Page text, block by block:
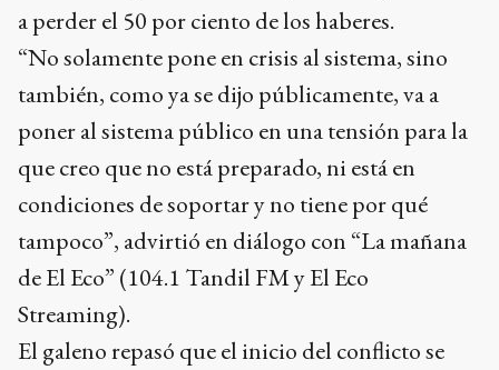
a perder el 50 por ciento de los haberes.
“No solamente pone en crisis al sistema, sino
también, como ya se dijo públicamente, va a
poner al sistema público en una tensión para la
que creo que no está preparado, ni está en
condiciones de soportar y no tiene por qué
tampoco”, advirtió en diálogo con “La mañana
de El Eco” (104.1 Tandil FM y El Eco
Streaming).
El galeno repasó que el inicio del conflicto se